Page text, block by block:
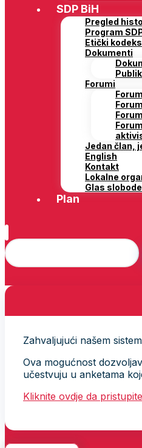
SDP BiH
Pregled
Program
Etički kodeks
Dokumenti
Forumi
Jedan član,
English
Kontakt
Lokalne
Glas slobode
Plan
Zahvaljujući našem
Ova mogućnost
učestvuju u anketama
Kliknite ovdje da